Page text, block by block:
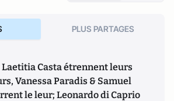
PLUS PARTAGES
Laetitia Casta étrennent leurs
Vanessa Paradis & Samuel
le leur; Leonardo di Caprio